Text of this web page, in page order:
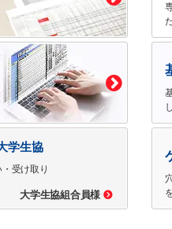
学生協
受け取り
大学生協組合員様